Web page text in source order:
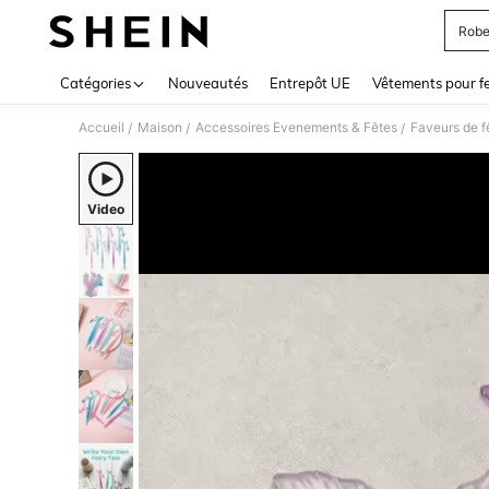
Catégories Nouveautés Entrepôt UE Vêtements pour
Accueil / Maison / Accessoires Evenements & Fêtes / Faveurs de
Video